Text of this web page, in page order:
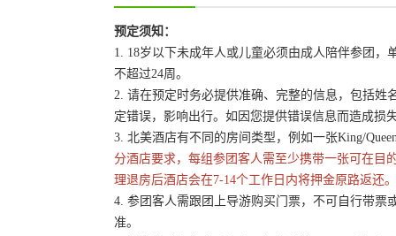
预定须知：
1. 18岁以下未成年人或儿童必须由成人陪伴参团
不超过24周。
2. 请在预定时务必提供准确、完整的信息，包括
定错误，影响出行。如因您提供错误信息而造成损
3. 北美酒店有不同的房间类型，例如一张King/
分酒店要求，每组参团客人需至少携带一张可在目
理退房后酒店会在7-14个工作日内将押金原路返还。
4. 参团客人需跟团上导游购买门票，不可自行带票
准。